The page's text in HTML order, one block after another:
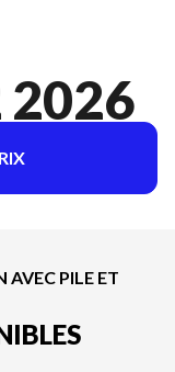
2026
AVEC PILE ET